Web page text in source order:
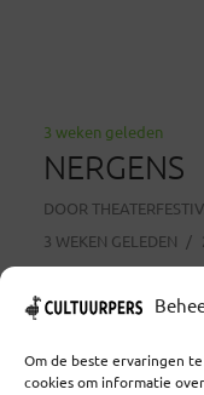
Om de beste ervaringen
cookies om informatie
3 weken geleden
NERGENS
DOOR
3 WEKEN GELEDEN
Deze zomer
van